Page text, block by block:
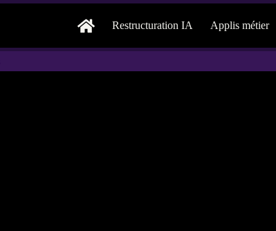
Restructuration IA Applis métier